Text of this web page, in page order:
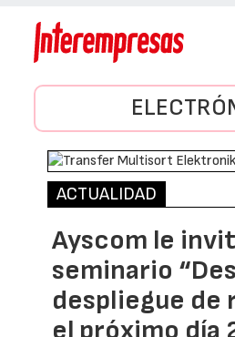
ACTUALIDAD
Ayscom le
seminario
despliegue de